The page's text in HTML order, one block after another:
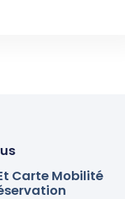
Carte Mobilité